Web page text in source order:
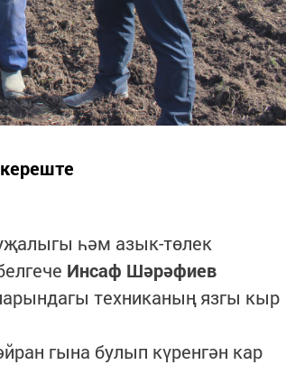
һәм азык-төлек
Инсаф Шәрәфиев
техниканың язгы кыр
гына булып күренгән кар